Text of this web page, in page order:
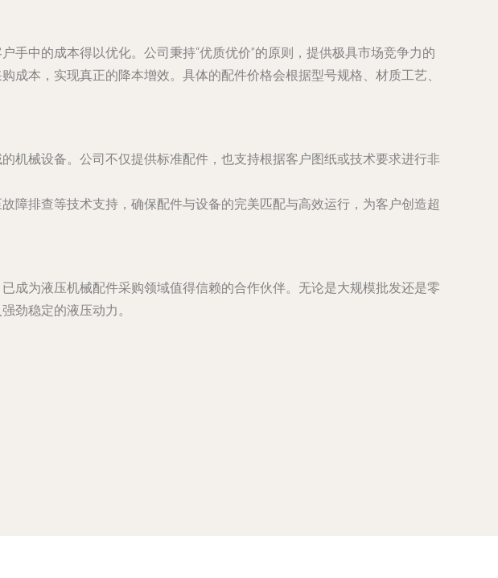
中的成本得以优化。公司秉持“优质优价”的原则，提供极具市场竞争力的
本，实现真正的降本增效。具体的配件价格会根据型号规格、材质工艺、
机械设备。公司不仅提供标准配件，也支持根据客户图纸或技术要求进行非
障排查等技术支持，确保配件与设备的完美匹配与高效运行，为客户创造超
成为液压机械配件采购领域值得信赖的合作伙伴。无论是大规模批发还是零
劲稳定的液压动力。